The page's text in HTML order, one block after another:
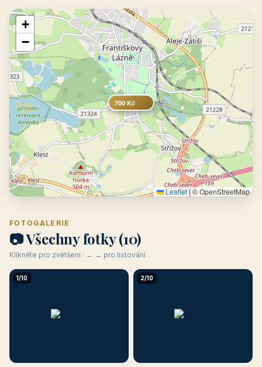
700 Kč
+
−
Leaflet|© OpenStreetMap
FOTOGALERIE
📷 Všechny fotky (10)
Klikněte pro zvětšení · ← → pro listování
1/10 2/10